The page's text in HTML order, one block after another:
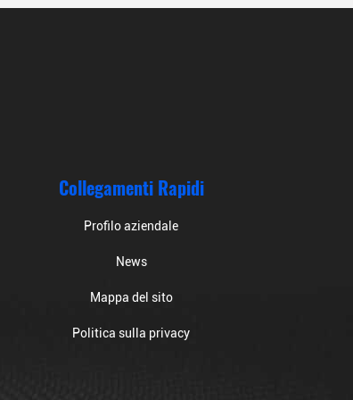
Collegamenti Rapidi
Profilo aziendale
News
Mappa del sito
Politica sulla privacy